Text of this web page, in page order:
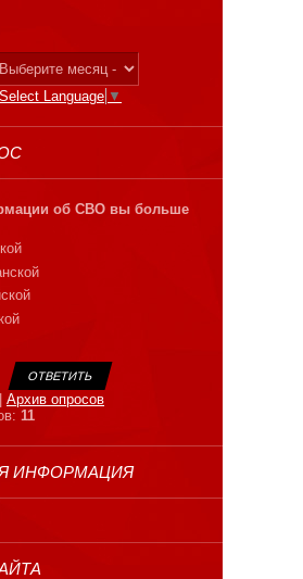
Select Language ▼
об СВО вы больше
Архив опросов
11
ИНФОРМАЦИЯ